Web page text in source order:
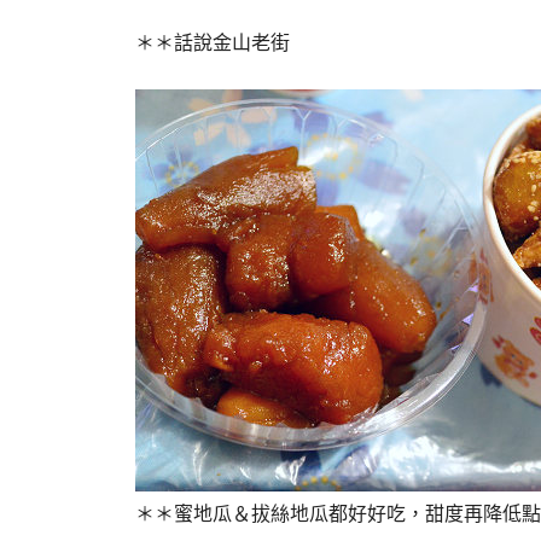
＊＊話說金山老街
＊＊蜜地瓜＆拔絲地瓜都好好吃，甜度再降低